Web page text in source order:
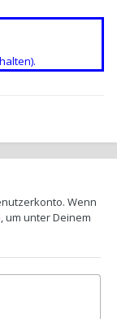
Wenn
, um unter Deinem